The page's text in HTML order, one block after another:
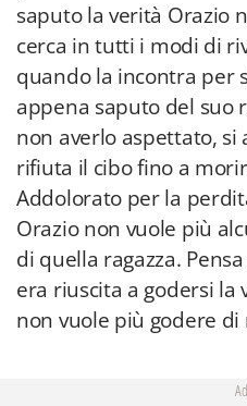
saputo la verità Orazio
cerca in tutti i modi di
quando la incontra per
appena saputo del suo
non averlo aspettato,
rifiuta il cibo fino a
Addolorato per la
Orazio non vuole più
di quella ragazza.
era riuscita a godersi la
non vuole più godere di